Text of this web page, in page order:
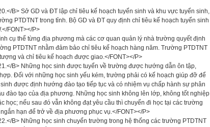
B> Sở GD và ĐT lập chỉ tiêu kế hoạch tuyển sinh và khu vực tuyển sinh,
PTDTNT trong tỉnh. Bộ GD và ĐT quy định chỉ tiêu kế hoạch tuyển sinh
FONT></P>
cụ thể từng địa phương mà các cơ quan quản lý nhà trường quyết định
PTDTNT nhằm đảm bảo chỉ tiêu kế hoạch hàng năm. Trường PTDTNT
và chỉ tiêu kế hoạch được giao.</FONT></P>
B> Những học sinh được tuyển về trường được hướng dẫn ôn tập,
Đối với những học sinh yếu kém, trường phải có kế hoạch giúp đỡ để
được định hướng đào tạo tiếp tục và có nhiệm vụ chấp hành sự phân
đào tạo của địa phương. Những học sinh không lên lớp, không tốt nghiệp
học; nếu sau đó vẫn không đạt yêu cầu thì chuyển đi học tại các trường
hạn để trở về địa phương phục vụ.</FONT></P>
B> Những học sinh chuyển trường trong hệ thống các trường PTDTNT